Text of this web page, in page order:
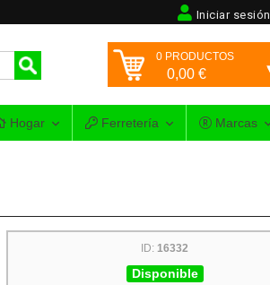
Iniciar sesión
0 PRODUCTOS
0,00 €
Hogar Ferretería Marcas
ID:16332
Disponible